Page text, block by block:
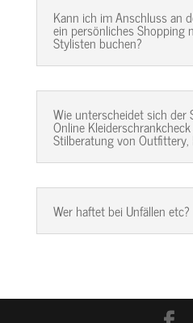
Kann ich im Anschluss an
ein persönliches Shopping
Stylisten buchen?
Wie unterscheidet sich der
Online
Stilberatung von Outfittery,
Wer haftet bei Unfällen etc?